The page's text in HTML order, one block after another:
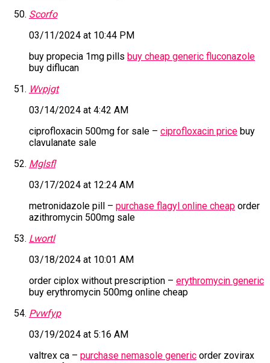
Scorfo
03/11/2024 at 10:44 PM
buy propecia 1mg pills buy cheap generic fluconazole
buy diflucan
Wvpjgt
03/14/2024 at 4:42 AM
ciprofloxacin 500mg for sale – ciprofloxacin price buy
clavulanate sale
Mglsfl
03/17/2024 at 12:24 AM
metronidazole pill – purchase flagyl online cheap order
azithromycin 500mg sale
Lwortl
03/18/2024 at 10:01 AM
order ciplox without prescription – erythromycin generic
buy erythromycin 500mg online cheap
Pvwfyp
03/19/2024 at 5:16 AM
valtrex ca – purchase nemasole generic order zovirax